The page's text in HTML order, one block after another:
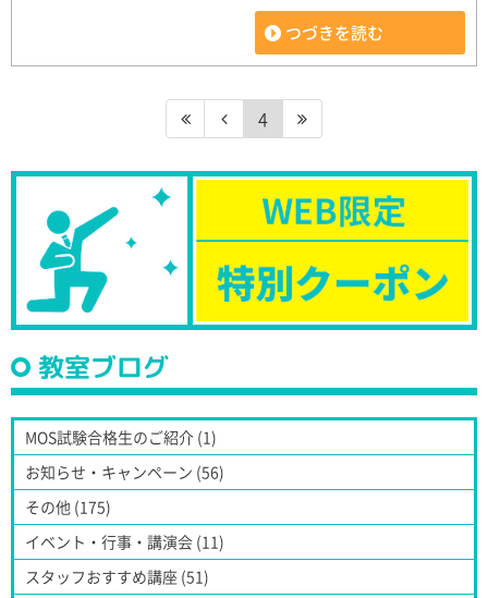
つづきを読む
4
教室ブログ
MOS試験合格生のご紹介 (1)
お知らせ・キャンペーン (56)
その他 (175)
イベント・行事・講演会 (11)
スタッフおすすめ講座 (51)